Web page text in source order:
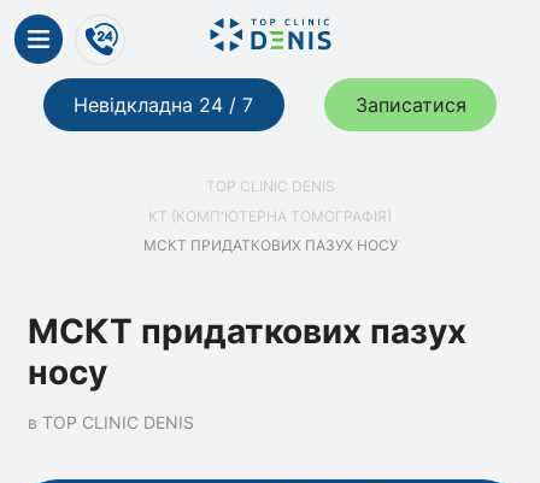
Невідкладна 24 / 7 Записатися
TOP CLINIC DENIS
КТ (КОМП'ЮТЕРНА ТОМОГРАФІЯ)
МСКТ ПРИДАТКОВИХ ПАЗУХ НОСУ
МСКТ придаткових пазух
носу
в TOP CLINIC DENIS